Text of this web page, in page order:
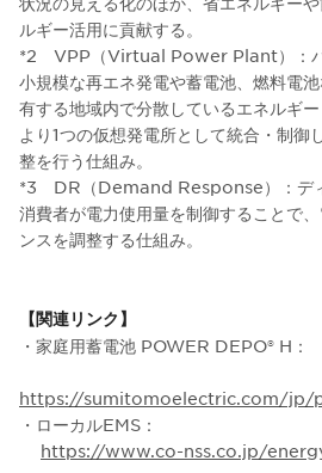
ルギー活用に貢献する。
*2 VPP（Virtual Power Plant）：バ
小規模な再エネ発電や蓄電池、燃料電
有する地域内で分散しているエネルギ
より1つの仮想発電所として統合・制御
整を行う仕組み。
*3 DR（Demand Response）：デ
消費者が電力使用量を制御することで
ンスを調整する仕組み。
【関連リンク】
・家庭用蓄電池 POWER DEPO® H：
https://sumitomoelectric.com/
・ローカルEMS：
https://www.co-nss.co.jp/